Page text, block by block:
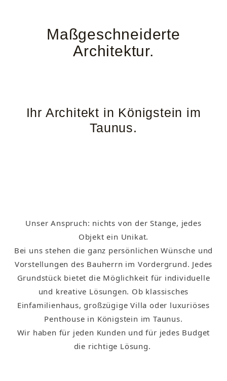
Maßgeschneiderte
Architektur.
Ihr Architekt in Königstein im
Taunus.
Unser Anspruch: nichts von der Stange, jedes
Objekt ein Unikat.
Bei uns stehen die ganz persönlichen Wünsche und
Vorstellungen des Bauherrn im Vordergrund. Jedes
Grundstück bietet die Möglichkeit für individuelle
und kreative Lösungen. Ob klassisches
Einfamilienhaus, großzügige Villa oder luxuriöses
Penthouse in Königstein im Taunus.
Wir haben für jeden Kunden und für jedes Budget
die richtige Lösung.